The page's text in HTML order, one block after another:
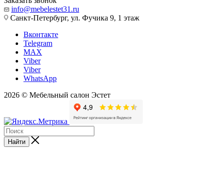
info@mebelestet31.ru
Санкт-Петербург, ул. Фучика 9, 1 этаж
Вконтакте
Telegram
MAX
Viber
Viber
WhatsApp
2026 © Мебельный салон Эстет
Найти